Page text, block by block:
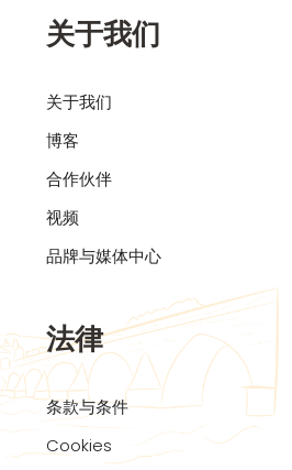
关于我们
关于我们
博客
合作伙伴
视频
品牌与媒体中心
法律
条款与条件
Cookies